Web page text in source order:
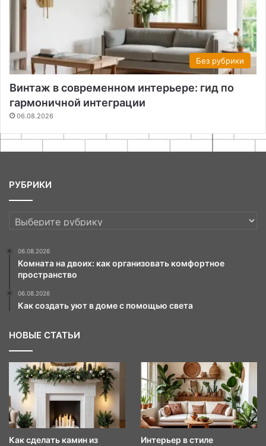
Без рубрики
Винтаж в современном интерьере: гид по
гармоничной интеграции
06.08.2026
РУБРИКИ
РУБРИКИ
06.08.2026
Комната на двоих: как организовать комфортное
пространство
06.08.2026
Как создать уют в доме с помощью света
НОВЫЕ СТАТЬИ
Как сделать камин из
Интерьер в стиле